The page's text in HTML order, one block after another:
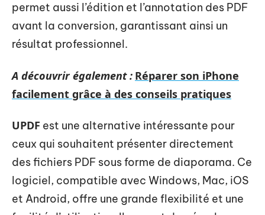
permet aussi l’édition et l’annotation des PDF
avant la conversion, garantissant ainsi un
résultat professionnel.
A découvrir également : Réparer son iPhone
facilement grâce à des conseils pratiques
UPDF est une alternative intéressante pour
ceux qui souhaitent présenter directement
des fichiers PDF sous forme de diaporama. Ce
logiciel, compatible avec Windows, Mac, iOS
et Android, offre une grande flexibilité et une